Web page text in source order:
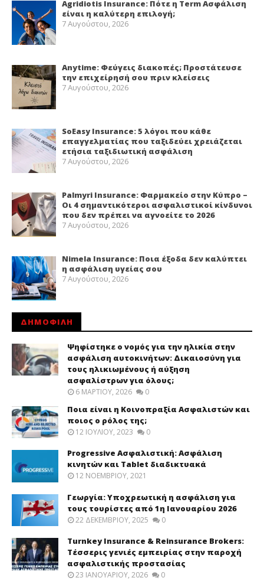
Agridiotis Insurance: Πότε η Term Ασφάλιση
είναι η καλύτερη επιλογή;
7 Αυγούστου, 2026
Anytime: Φεύγεις διακοπές; Προστάτευσε
την επιχείρησή σου πριν κλείσεις
7 Αυγούστου, 2026
SoEasy Insurance: 5 λόγοι που κάθε
επαγγελματίας που ταξιδεύει χρειάζεται
ετήσια ταξιδιωτική ασφάλιση
7 Αυγούστου, 2026
Palmyri Insurance: Φαρμακείο στην Κύπρο –
Οι 4 σημαντικότεροι ασφαλιστικοί κίνδυνοι
που δεν πρέπει να αγνοείτε το 2026
7 Αυγούστου, 2026
Nimela Insurance: Ποια έξοδα δεν καλύπτει
η ασφάλιση υγείας σου
7 Αυγούστου, 2026
ΔΗΜΟΦΙΛΗ
Ψηφίστηκε ο νομός για την ηλικία στην
ασφάλιση αυτοκινήτων: Δικαιοσύνη για
τους ηλικιωμένους ή αύξηση
ασφαλίστρων για όλους;
6 ΜΑΡΤΊΟΥ, 2026 0
Ποια είναι η Κοινοπραξία Ασφαλιστών και
ποιος ο ρόλος της;
12 ΙΟΥΛΊΟΥ, 2023 0
Progressive Ασφαλιστική: Ασφάλιση
κινητών και Tablet διαδικτυακά
12 ΝΟΕΜΒΡΊΟΥ, 2021
Γεωργία: Υποχρεωτική η ασφάλιση για
τους τουρίστες από 1η Ιανουαρίου 2026
22 ΔΕΚΕΜΒΡΊΟΥ, 2025 0
Turnkey Insurance & Reinsurance Brokers:
Τέσσερις γενιές εμπειρίας στην παροχή
ασφαλιστικής προστασίας
23 ΙΑΝΟΥΑΡΊΟΥ, 2026 0